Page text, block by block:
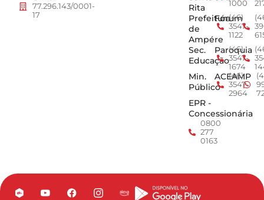
77.296.143/0001-
17
Rita
1000
Prefeitura
de
Ampére
Fórum
(46)
3547-
1122
Sec.
Educação
Paroquia
(46)
3547-
1674
Min.
Público
ACEAMP
(46)
3547-
2964
EPR -
Concessionária
0800
277
0163